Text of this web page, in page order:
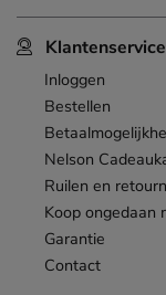
Klantenservice
Inloggen
Bestellen
Nelson
Ruilen en
Koop ongedaan
Garantie
Contact